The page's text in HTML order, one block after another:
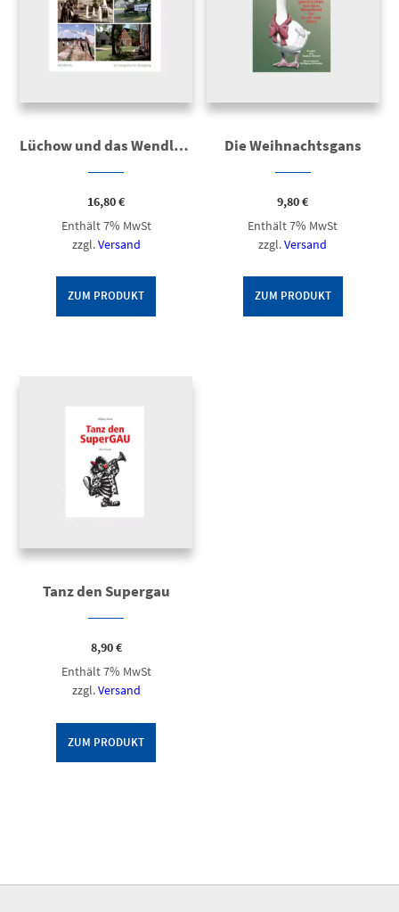
Lüchow und das Wendland
16,80€
Enthält 7% MwSt
zzgl.Versand
ZUM PRODUKT
Die Weihnachtsgans
9,80€
Enthält 7% MwSt
zzgl.Versand
ZUM PRODUKT
Tanz den Supergau
8,90€
Enthält 7% MwSt
zzgl.Versand
ZUM PRODUKT